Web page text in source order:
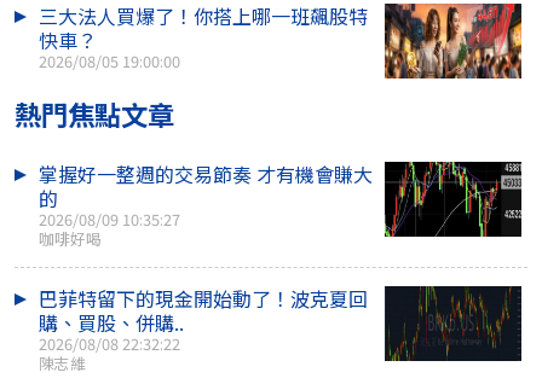
三大法人買爆了！你搭上哪一班飆股特
快車？
2026/08/05 19:00:00
熱門焦點文章
掌握好一整週的交易節奏 才有機會賺大
的
2026/08/09 10:35:27
咖啡好喝
巴菲特留下的現金開始動了！波克夏回
購、買股、併購..
2026/08/08 22:32:22
陳志維